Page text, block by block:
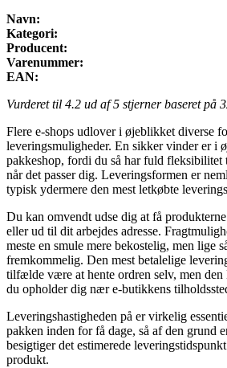
Navn:
Kategori:
Producent:
Varenummer:
EAN:
Vurderet til 4.2 ud af 5 stjerner baseret på
Flere e-shops udlover i øjeblikket diverse
leveringsmuligheder. En sikker vinder er i
pakkeshop, fordi du så har fuld fleksibilitet
når det passer dig. Leveringsformen er
typisk ydermere den mest letkøbte
Du kan omvendt udse dig at få
eller ud til dit arbejdes adresse.
meste en smule mere bekostelig, men lige
fremkommelig. Den mest betalelige
tilfælde være at hente ordren selv, men
du opholder dig nær e-butikkens
Leveringshastigheden på er virkelig
pakken inden for få dage, så af den grund
besigtiger det estimerede
produkt.